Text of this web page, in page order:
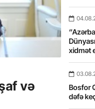
və
xidmət
Bosfor
dəfə